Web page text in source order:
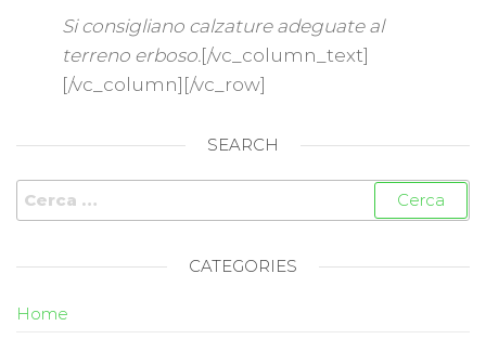
Si consigliano calzature adeguate al
terreno erboso.[/vc_column_text]
[/vc_column][/vc_row]
SEARCH
CATEGORIES
Home